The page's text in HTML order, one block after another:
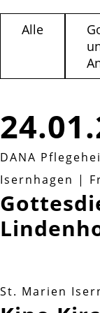
Alle
DANA
Isernhagen |
St. Marien